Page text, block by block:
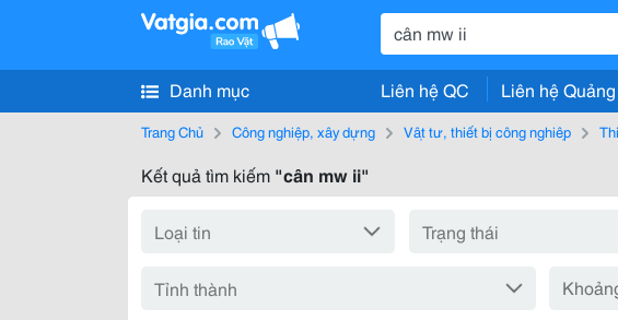
Danh mục Liên hệ QC Liên hệ
Trang Chủ Công nghiệp, xây dựng Vật tư, thiết bị công nghiệp
Kết quả tìm kiếm "cân mw ii"